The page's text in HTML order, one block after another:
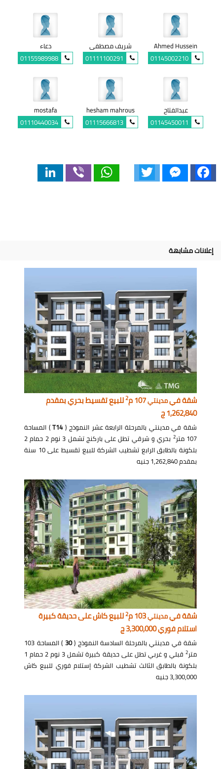
Ahmed Hussein
01145002210
شريف مصطفى
01111100291
دعاء
01155989988
عبدالفتاح
01145450011
hesham mahrous
01115666813
mostafa
01110440034
Facebook
Messenger
WhatsApp
إعلانات مشابهة
شقة فيمدينتي 2للبيع تقسيط بحري بمقدم
1,262,840 ج
شقة في مدينتي بالمرحلة الرابعة عشر النموذج (T14) المساحة
107 متر
2
بحري و شرقي تطل على باركنج تشمل 3 نوم 2 حمام 2
بلكونة بالطابق الرابع تشطيب الشركة للبيع تقسيط على 10 سنة
بمقدم 1,262,840 جنيه
شقة فيمدينتي 2للبيع كاش على حديقة كبيرة
استلام فوري 3,300,000 ج
شقة في مدينتي بالمرحلة السادسة النموذج (30
) المساحة 103
متر2
قبلي و غربي تطل على حديقة كبيرة تشمل 3 نوم 2 حمام 1
بلكونة بالطابق الثالث تشطيب الشركة إستلام فوري للبيع كاش
3,300,000 جنيه